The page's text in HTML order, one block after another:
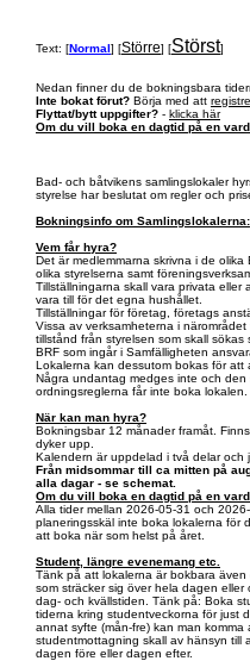
Text: [Normal] [Större] [Störst]
Nedan finner du de bokningsbara
Inte bokat förut? Börja med att
Flyttat/bytt uppgifter? - klicka här
Om du vill boka en dagtid på en
Bad- och båtvikens samlingslokaler
styrelse har beslutat om regler och
Bokningsinfo om Samlingslokalerna:
Vem får hyra?
Det är medlemmarna skrivna i de
olika styrelserna samt
Tillställningarna skall vara privata eller
vara till för det egna hushållet.
Tillställningar för företag, företags
Vissa av verksamheterna i
tillstånd från styrelsen som skall
BRF som ingår i Samfälligheten
Lokalerna kan dessutom bokas för att
Några undantag medges inte och den
ordningsreglerna får inte boka lokalen.
När kan man hyra?
Bokningsbar 12 månader framåt.
dyker upp.
Kalendern är uppdelad i två delar och
Från midsommar till ca mitten på
alla dagar - se schemat.
Om du vill boka en dagtid på en
Alla tider mellan 2026-05-31 och
planeringsskäl inte boka lokalerna för
att boka när som helst på året.
Student, längre evenemang etc.
Tänk på att lokalerna är bokbara
som sträcker sig över hela dagen
dag- och kvällstiden. Tänk på: Boka
tiderna kring studentveckorna för just
annat syfte (mån-fre) kan man
studentmottagning skall av hänsyn till
dagen före eller dagen efter.